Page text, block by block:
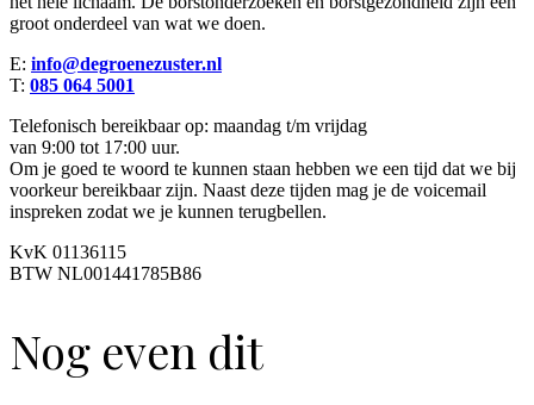
groot onderdeel van wat we doen.
E: info@degroenezuster.nl
T: 085 064 5001
Telefonisch bereikbaar op: maandag t/m vrijdag
van 9:00 tot 17:00 uur.
Om je goed te woord te kunnen staan hebben we een tijd dat we bij
voorkeur bereikbaar zijn. Naast deze tijden mag je de voicemail
inspreken zodat we je kunnen terugbellen.
KvK 01136115
BTW NL001441785B86
Nog even dit